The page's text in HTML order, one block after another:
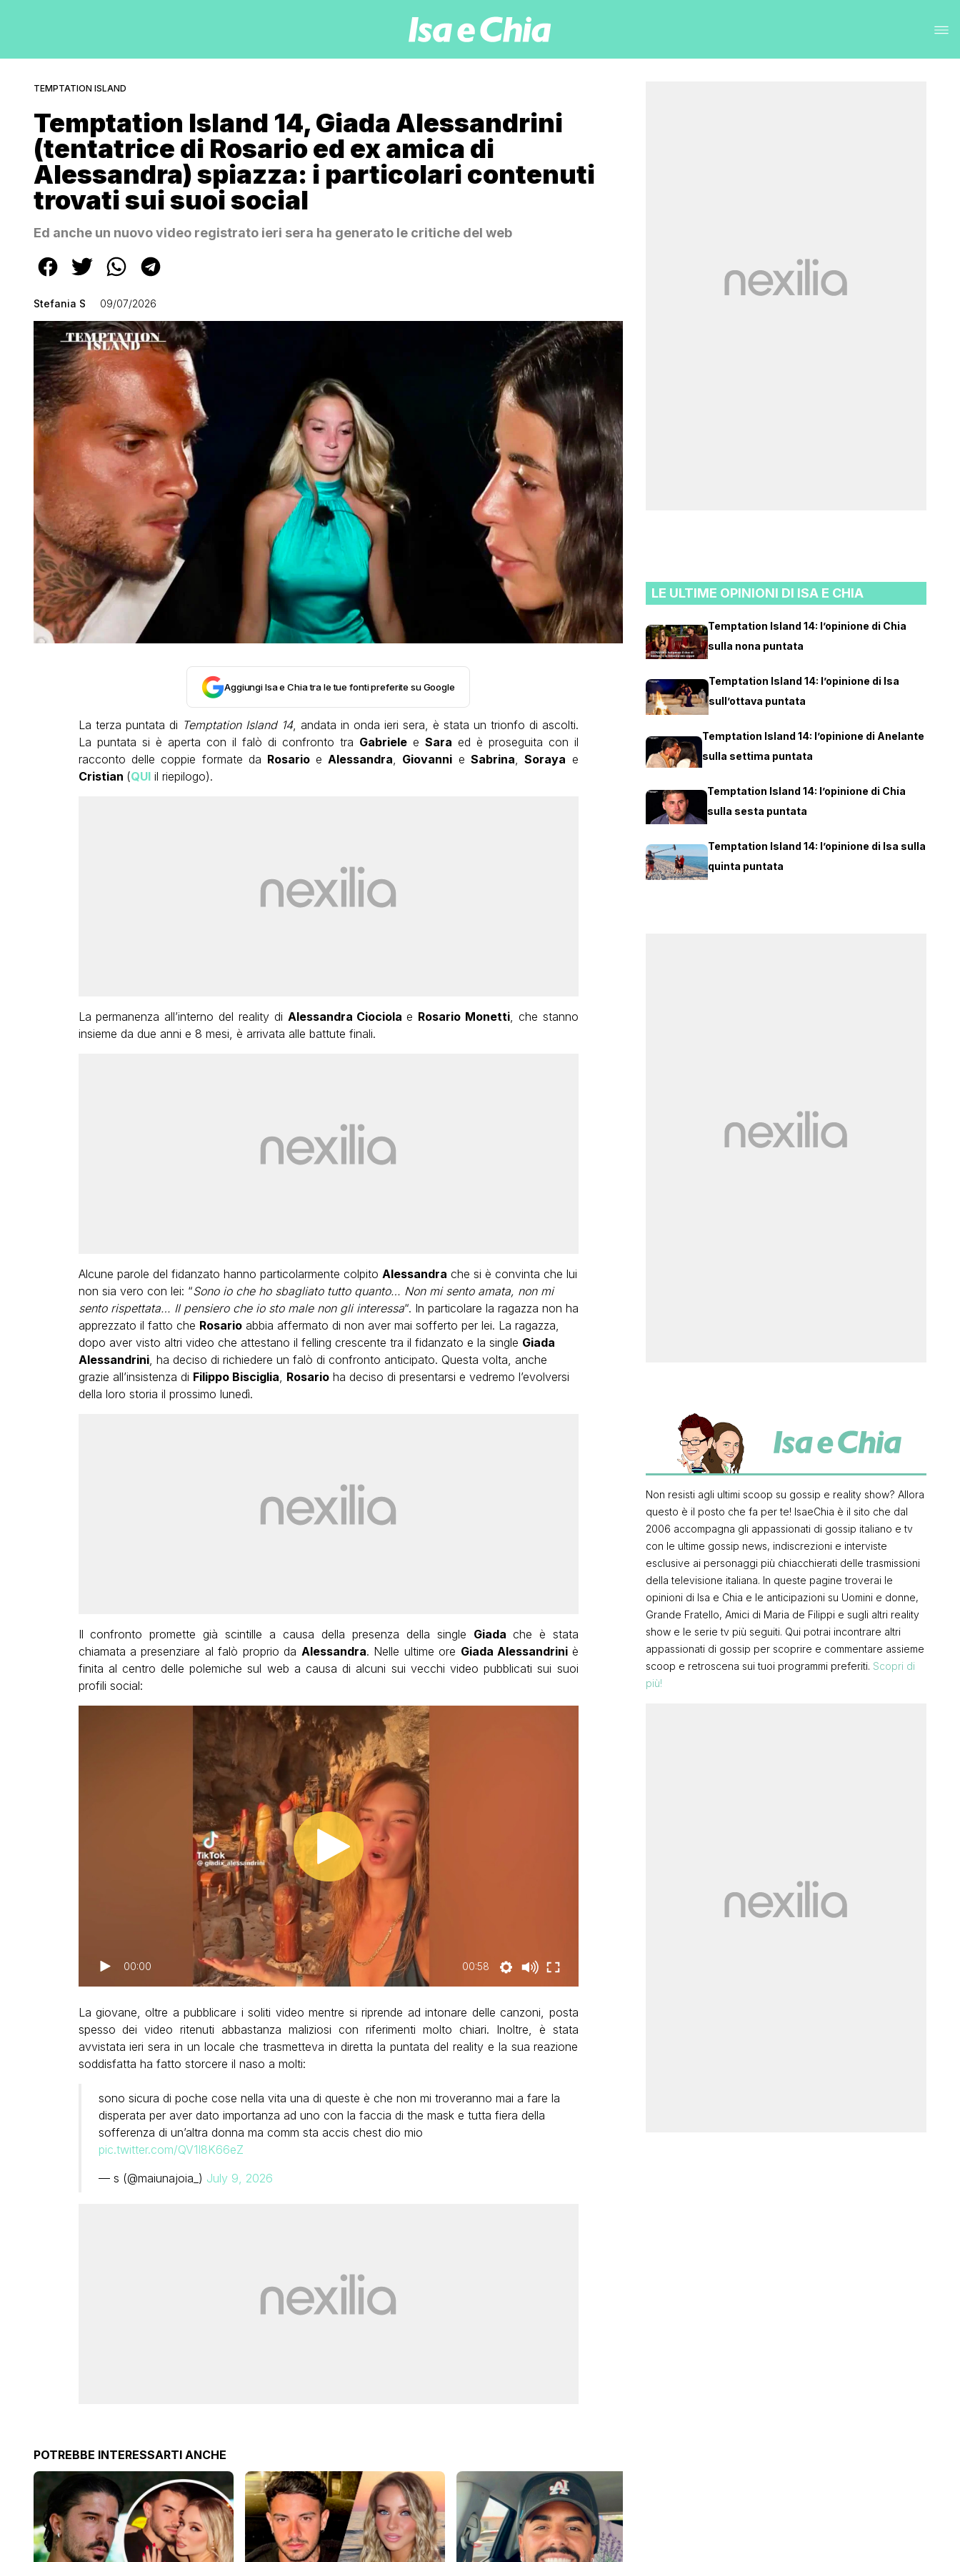
TEMPTATION ISLAND
Temptation Island 14, Giada Alessandrini
(tentatrice di Rosario ed ex amica di
Alessandra) spiazza: i particolari contenuti
trovati sui suoi social
Ed anche un nuovo video registrato ieri sera ha generato le critiche del web
Stefania S 09/07/2026
Aggiungi Isa e Chia tra le tue fonti preferite su Google
La terza puntata di Temptation Island 14, andata in onda ieri sera, è stata un trionfo di ascolti.
La puntata si è aperta con il falò di confronto tra Gabrielee Sara ed è proseguita con il
racconto delle coppie formate da Rosario e Alessandra, Giovanni e Sabrina,Soraya e
Cristian (QUI il riepilogo).
La permanenza all’interno del reality di Alessandra Ciociolae Rosario Monetti, che stanno
insieme da due anni e 8 mesi, è arrivata alle battute finali.
Alcune parole del fidanzato hanno particolarmente colpito Alessandra che si è convinta che lui
non sia vero con lei: “Sono io che ho sbagliato tutto quanto… Non mi sento amata, non mi
sento rispettata… Il pensiero che io sto male non gli interessa“. In particolare la ragazza non ha
apprezzato il fatto che Rosarioabbia affermato di non aver mai sofferto per lei. La ragazza,
dopo aver visto altri video che attestano il felling crescente tra il fidanzato e la single Giada
Alessandrini, ha deciso di richiedere un falò di confronto anticipato. Questa volta, anche
grazie all’insistenza di Filippo Bisciglia, Rosarioha deciso di presentarsi e vedremo l’evolversi
della loro storia il prossimo lunedì.
Il confronto promette già scintille a causa della presenza della single Giada che è stata
chiamata a presenziare al falò proprio da Alessandra. Nelle ultime ore Giada Alessandrini è
finita al centro delle polemiche sul web a causa di alcuni sui vecchi video pubblicati sui suoi
profili social:
00:00 00:58
La giovane, oltre a pubblicare i soliti video mentre si riprende ad intonare delle canzoni, posta
spesso dei video ritenuti abbastanza maliziosi con riferimenti molto chiari. Inoltre, è stata
avvistata ieri sera in un locale che trasmetteva in diretta la puntata del reality e la sua reazione
soddisfatta ha fatto storcere il naso a molti:
sono sicura di poche cose nella vita una di queste è che non mi troveranno mai a fare la
disperata per aver dato importanza ad uno con la faccia di the mask e tutta fiera della
sofferenza di un’altra donna ma comm sta accis chest dio mio
pic.twitter.com/QV1I8K66eZ
— s (@maiunajoia_) July 9, 2026
POTREBBE INTERESSARTI ANCHE
LE ULTIME OPINIONI DI ISA E CHIA
Temptation Island 14: l’opinione di Chia
sulla nona puntata
Temptation Island 14: l’opinione di Isa
sull’ottava puntata
Temptation Island 14: l’opinione di Anelante
sulla settima puntata
Temptation Island 14: l’opinione di Chia
sulla sesta puntata
Temptation Island 14: l’opinione di Isa sulla
quinta puntata
Non resisti agli ultimi scoop su gossip e reality show? Allora
questo è il posto che fa per te! IsaeChia è il sito che dal
2006 accompagna gli appassionati di gossip italiano e tv
con le ultime gossip news, indiscrezioni e interviste
esclusive ai personaggi più chiacchierati delle trasmissioni
della televisione italiana. In queste pagine troverai le
opinioni di Isa e Chia e le anticipazioni su Uomini e donne,
Grande Fratello, Amici di Maria de Filippi e sugli altri reality
show e le serie tv più seguiti. Qui potrai incontrare altri
appassionati di gossip per scoprire e commentare assieme
scoop e retroscena sui tuoi programmi preferiti. Scopri di
più!